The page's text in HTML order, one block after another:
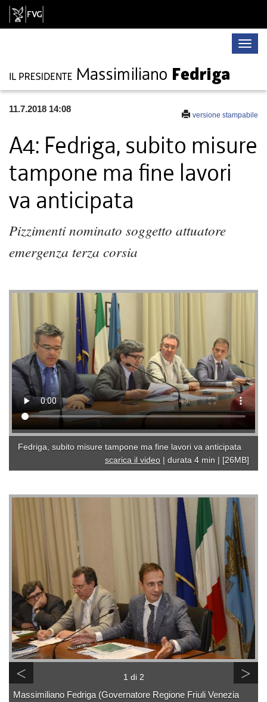
Toggle
versione stampabile
11.7.2018 14:08
A4: Fedriga, subito misure
tampone ma fine lavori
va anticipata
Pizzimenti nominato soggetto attuatore
emergenza terza corsia
Fedriga, subito misure tampone ma fine lavori va anticipata
scarica il video | durata 4 min | [26MB]
< 1 di 2 >
Massimiliano Fedriga (Governatore Regione Friuli Venezia